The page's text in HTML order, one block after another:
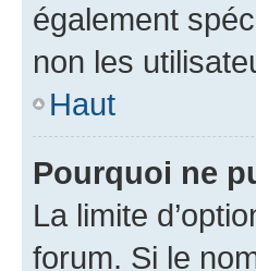
également
non les
Haut
Pourquoi ne
La limite
forum. Si le